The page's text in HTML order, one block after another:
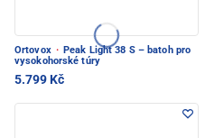
Ortovox · Peak Light 38 S – batoh pro
vysokohorské túry
5.799 Kč